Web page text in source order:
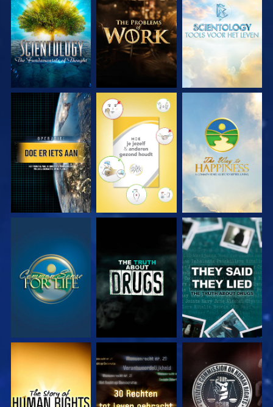
VERKEN DE SERIE VERKEN DE SERIE VERKEN DE SERIE
KIJK KIJK KIJK
KIJK KIJK KIJK
KIJK KIJK KIJK